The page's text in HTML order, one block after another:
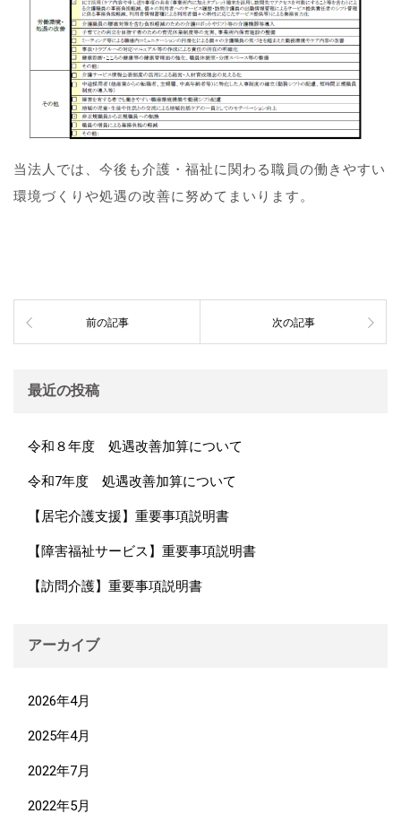
当法人では、今後も介護・福祉に関わる職員の働きやすい
環境づくりや処遇の改善に努めてまいります。
前の記事 次の記事
最近の投稿
令和８年度 処遇改善加算について
令和7年度 処遇改善加算について
【居宅介護支援】重要事項説明書
【障害福祉サービス】重要事項説明書
【訪問介護】重要事項説明書
アーカイブ
2026年4月
2025年4月
2022年7月
2022年5月